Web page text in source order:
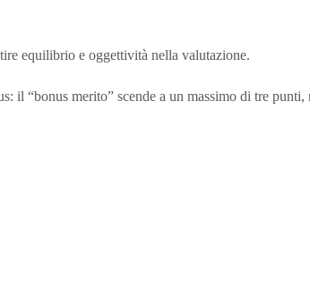
equilibrio e oggettività nella valutazione.
il “bonus merito” scende a un massimo di tre